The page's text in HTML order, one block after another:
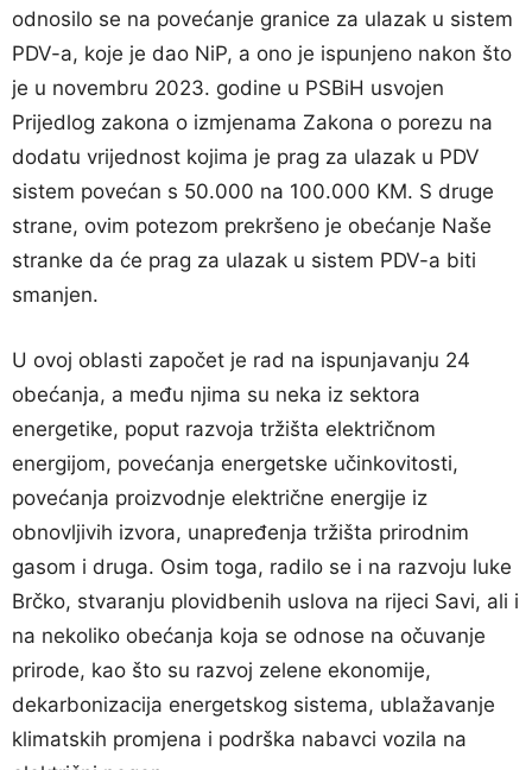
odnosilo se na povećanje granice za ulazak u sistem
PDV-a, koje je dao NiP, a ono je ispunjeno nakon što
je u novembru 2023. godine u PSBiH usvojen
Prijedlog zakona o izmjenama Zakona o porezu na
dodatu vrijednost kojima je prag za ulazak u PDV
sistem povećan s 50.000 na 100.000 KM. S druge
strane, ovim potezom prekršeno je obećanje Naše
stranke da će prag za ulazak u sistem PDV-a biti
smanjen.
U ovoj oblasti započet je rad na ispunjavanju 24
obećanja, a među njima su neka iz sektora
energetike, poput razvoja tržišta električnom
energijom, povećanja energetske učinkovitosti,
povećanja proizvodnje električne energije iz
obnovljivih izvora, unapređenja tržišta prirodnim
gasom i druga. Osim toga, radilo se i na razvoju luke
Brčko, stvaranju plovidbenih uslova na rijeci Savi, ali i
na nekoliko obećanja koja se odnose na očuvanje
prirode, kao što su razvoj zelene ekonomije,
dekarbonizacija energetskog sistema, ublažavanje
klimatskih promjena i podrška nabavci vozila na